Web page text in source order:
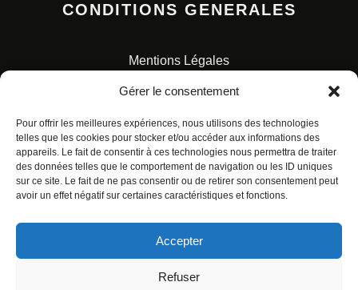
Gérer le consentement
Pour offrir les meilleures expériences, nous utilisons des technologies
telles que les cookies pour stocker et/ou accéder aux informations des
appareils. Le fait de consentir à ces technologies nous permettra de traiter
des données telles que le comportement de navigation ou les ID uniques
sur ce site. Le fait de ne pas consentir ou de retirer son consentement peut
avoir un effet négatif sur certaines caractéristiques et fonctions.
Accepter
Refuser
CONDITIONS GENERALES
Mentions Légales
Charte pour la protection des données personnelles
© ALL RIGHTS RESERVED. URBAN COMICS POUR LES